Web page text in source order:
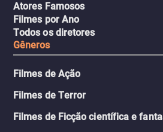
Atores Famosos
Filmes por Ano
Todos os diretores
Gêneros
Filmes de Ação
Filmes de Terror
Filmes de Ficção científica e